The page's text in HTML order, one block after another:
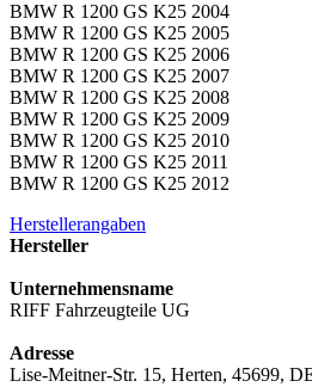
BMW R 1200 GS K25 2004
BMW R 1200 GS K25 2005
BMW R 1200 GS K25 2006
BMW R 1200 GS K25 2007
BMW R 1200 GS K25 2008
BMW R 1200 GS K25 2009
BMW R 1200 GS K25 2010
BMW R 1200 GS K25 2011
BMW R 1200 GS K25 2012
Herstellerangaben
Hersteller
Unternehmensname
RIFF Fahrzeugteile UG
Adresse
Lise-Meitner-Str. 15, Herten, 45699,